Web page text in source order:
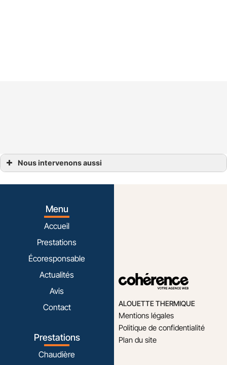
Nous intervenons aussi
Climatisation Saint-Jean-d’Illac
Climatisation Saint-Médard-en-Jalles
Climatisation Bruges
Climatisation Mérignac
Climatisation Talence
Menu
Accueil
Prestations
Écoresponsable
Actualités
Avis
Contact
Prestations
Chaudière
ALOUETTE THERMIQUE
Mentions légales
Politique de confidentialité
Plan du site